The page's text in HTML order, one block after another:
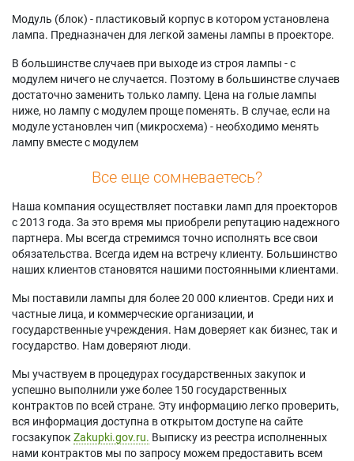
Модуль (блок) - пластиковый корпус в котором установлена
лампа. Предназначен для легкой замены лампы в проекторе.
В большинстве случаев при выходе из строя лампы - с
модулем ничего не случается. Поэтому в большинстве случаев
достаточно заменить только лампу. Цена на голые лампы
ниже, но лампу с модулем проще поменять. В случае, если на
модуле установлен чип (микросхема) - необходимо менять
лампу вместе с модулем
Все еще сомневаетесь?
Наша компания осуществляет поставки ламп для проекторов
с 2013 года. За это время мы приобрели репутацию надежного
партнера. Мы всегда стремимся точно исполнять все свои
обязательства. Всегда идем на встречу клиенту. Большинство
наших клиентов становятся нашими постоянными клиентами.
Мы поставили лампы для более 20 000 клиентов. Среди них и
частные лица, и коммерческие организации, и
государственные учреждения. Нам доверяет как бизнес, так и
государство. Нам доверяют люди.
Мы участвуем в процедурах государственных закупок и
успешно выполнили уже более 150 государственных
контрактов по всей стране. Эту информацию легко проверить,
вся информация доступна в открытом доступе на сайте
госзакупок Zakupki.gov.ru. Выписку из реестра исполненных
нами контрактов мы по запросу можем предоставить всем